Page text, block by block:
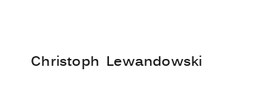
Christoph Lewandowski